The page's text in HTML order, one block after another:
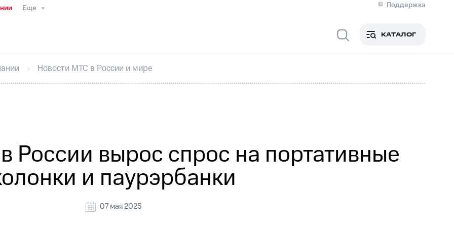
Еще
Поддержка
Медиа-центр
ИнтервьюФинансовая отчетностьКонтактыНовости в регионе
секретарьРаскрытие информации
кабинет акционераАкционерный капиталКонтроль и аудитРынок акций
КАТАЛОГ
Новости МТС в России и мире
России вырос спрос на портативные
и паурэрбанки
07 мая 2025